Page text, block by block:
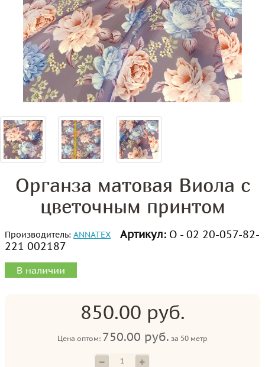
Органза матовая Виола с
цветочным принтом
Производитель: ANNATEX Артикул: О - 02 20-057-82-
221 002187
В наличии
850.00 руб.
Цена оптом: 750.00 руб. за 50 метр